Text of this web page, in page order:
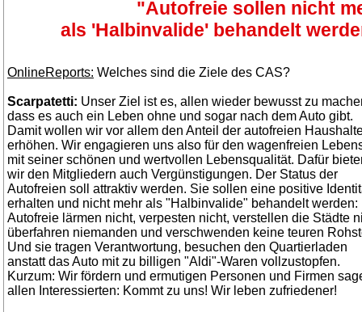
"Autofreie sollen nicht
als 'Halbinvalide' behandelt
OnlineReports: Welches sind die Ziele des CAS?
Scarpatetti: Unser Ziel ist es, allen wieder bewusst zu
dass es auch ein Leben ohne und sogar nach dem Auto gibt.
Damit wollen wir vor allem den Anteil der autofreien
erhöhen. Wir engagieren uns also für den wagenfreien
mit seiner schönen und wertvollen Lebensqualität. Dafür
wir den Mitgliedern auch Vergünstigungen. Der Status der
Autofreien soll attraktiv werden. Sie sollen eine positive
erhalten und nicht mehr als "Halbinvalide" behandelt werden:
Autofreie lärmen nicht, verpesten nicht, verstellen die Städte
überfahren niemanden und verschwenden keine teuren
Und sie tragen Verantwortung, besuchen den Quartierladen
anstatt das Auto mit zu billigen "Aldi"-Waren vollzustopfen.
Kurzum: Wir fördern und ermutigen Personen und Firmen
allen Interessierten: Kommt zu uns! Wir leben zufriedener!